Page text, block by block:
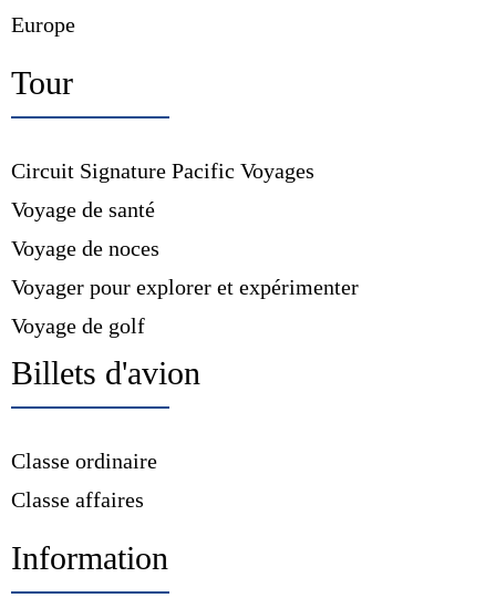
Europe
Tour
Circuit Signature Pacific Voyages
Voyage de santé
Voyage de noces
Voyager pour explorer et expérimenter
Voyage de golf
Billets d'avion
Classe ordinaire
Classe affaires
Information